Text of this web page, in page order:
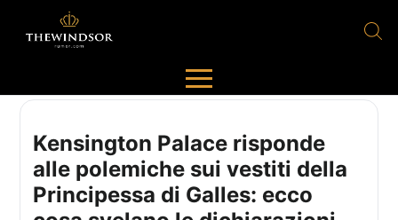
Kensington Palace risponde
alle polemiche sui vestiti della
Principessa di Galles: ecco